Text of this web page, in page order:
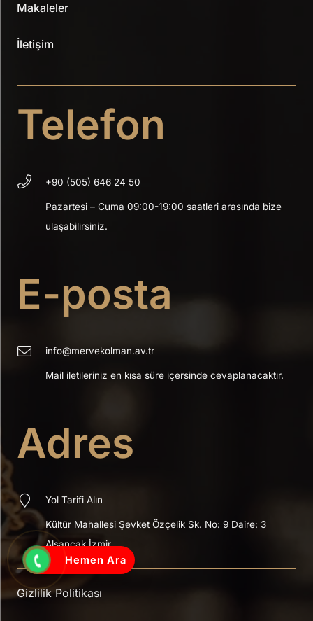
Makaleler
İletişim
Telefon
+90 (505) 646 24 50
Pazartesi – Cuma 09:00-19:00 saatleri arasında bize
ulaşabilirsiniz.
E-posta
info@mervekolman.av.tr
Mail iletileriniz en kısa süre içersinde cevaplanacaktır.
Adres
Yol Tarifi Alın
Kültür Mahallesi Şevket Özçelik Sk. No: 9 Daire: 3
Alsancak İzmir
Gizlilik Politikası
Hemen Ara